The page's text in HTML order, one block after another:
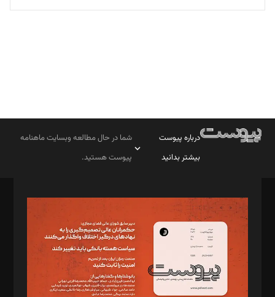
تحریریه
درباره پیوست
بیشتر بدانید
شما در حال مطالعه وبسایت ماهنامه
پیوست هستید.
مدیر مسئول: محمدباقر اثنی‌عشری
سردبیر: مهرک محمودی
دبیر تحریریه: میثم قاسمی
د‌بیر ناداستان: سمانه سمیع
د‌بیر خدمت و تجارت: ابوالفضل رجبی
د‌بیر حقوق فناوری: حسام‌الدین ایپکچی